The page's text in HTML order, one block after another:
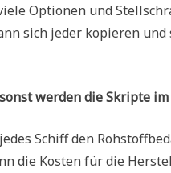
Optionen und
sich jeder kopieren
werden die Skripte
Schiff den
die Kosten für die